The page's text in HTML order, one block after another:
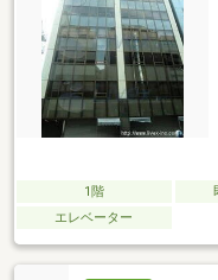
1階
エレベーター